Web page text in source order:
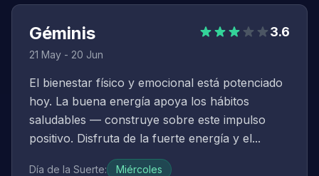
Géminis
21 May - 20 Jun
3.6
El bienestar físico y emocional está potenciado
hoy. La buena energía apoya los hábitos
saludables — construye sobre este impulso
positivo. Disfruta de la fuerte energía y el...
Día de la Suerte: Miércoles